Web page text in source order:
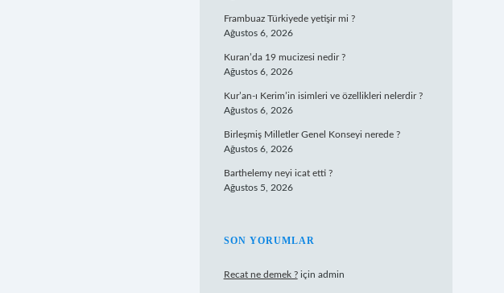
Frambuaz Türkiyede yetişir mi ?
Ağustos 6, 2026
Kuran’da 19 mucizesi nedir ?
Ağustos 6, 2026
Kur’an-ı Kerim’in isimleri ve özellikleri nelerdir ?
Ağustos 6, 2026
Birleşmiş Milletler Genel Konseyi nerede ?
Ağustos 6, 2026
Barthelemy neyi icat etti ?
Ağustos 5, 2026
SON YORUMLAR
Recat ne demek ?için admin